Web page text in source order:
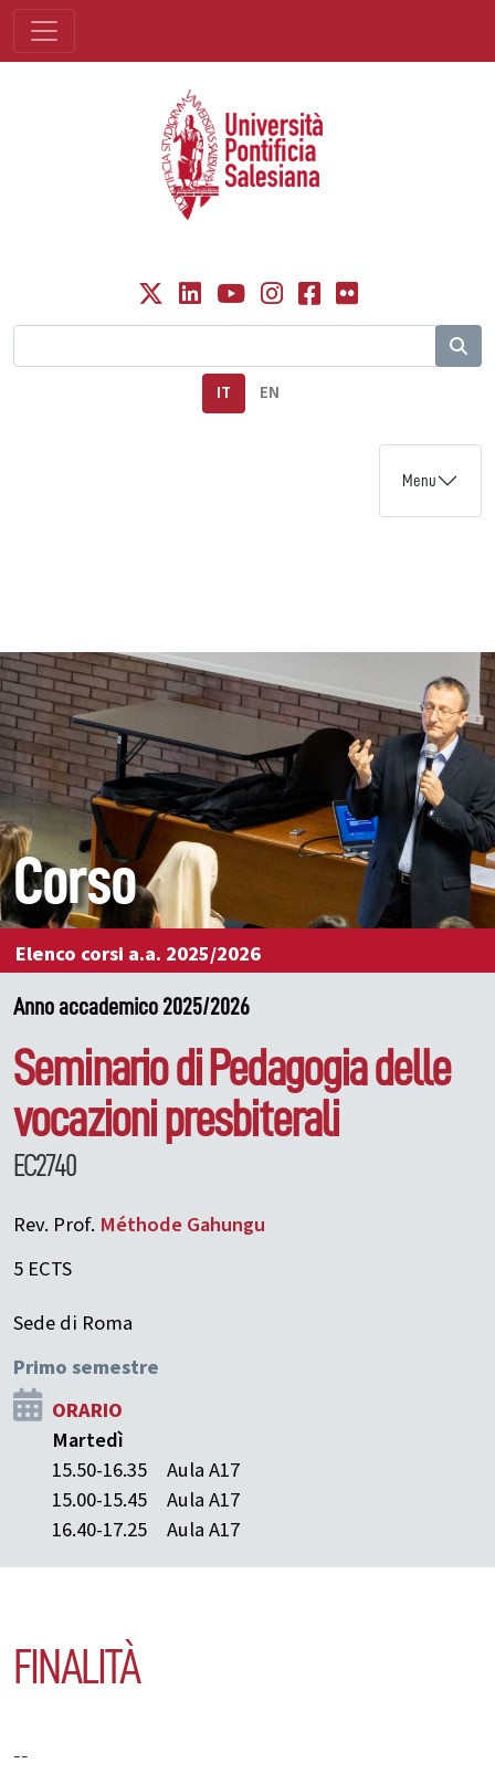
IT EN
Menu
Corso
Elenco corsi a.a. 2025/2026
Anno accademico 2025/2026
Seminario di Pedagogia delle
vocazioni presbiterali
EC2740
Rev. Prof. MéthodeGahungu
5 ECTS
Sede di Roma
Primo semestre
ORARIO
Martedì
15.50-16.35
Aula A17
15.00-15.45
Aula A17
16.40-17.25
Aula A17
FINALITÀ
--